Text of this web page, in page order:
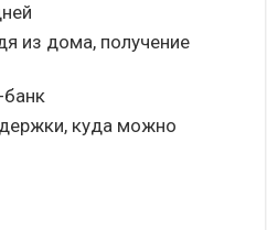
из дома, получение
банк
куда можно